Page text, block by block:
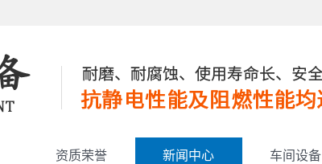
资质荣誉 新闻中心 车间设备